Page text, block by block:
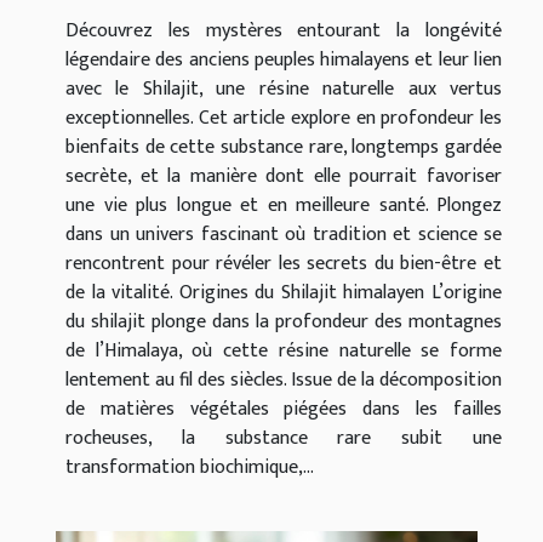
Découvrez les mystères entourant la longévité
légendaire des anciens peuples himalayens et leur lien
avec le Shilajit, une résine naturelle aux vertus
exceptionnelles. Cet article explore en profondeur les
bienfaits de cette substance rare, longtemps gardée
secrète, et la manière dont elle pourrait favoriser
une vie plus longue et en meilleure santé. Plongez
dans un univers fascinant où tradition et science se
rencontrent pour révéler les secrets du bien-être et
de la vitalité. Origines du Shilajit himalayen L’origine
du shilajit plonge dans la profondeur des montagnes
de l’Himalaya, où cette résine naturelle se forme
lentement au fil des siècles. Issue de la décomposition
de matières végétales piégées dans les failles
rocheuses, la substance rare subit une
transformation biochimique,...